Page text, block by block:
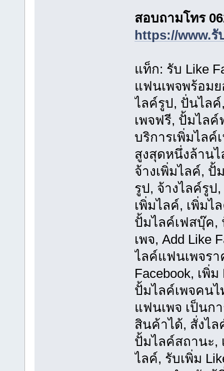
สอบถามโทร
https://www.รั
แท็ก: รับ Like
แฟนเพจพร้อม
ไลค์รูป, ปั่นไล
เพจฟรี, ปั้มไล
บริการเพิ่มไล
สูงสุดหนึ่งล้านไ
จ้างเพิ่มไลค์, ปั้
รูป, จ้างไลค์รูป
เพิ่มไลค์, เพิ่มไ
ปั้มไลค์เฟสบุ๊ค,
เพจ, Add Like
ไลค์แฟนเพจรา
Facebook, เพิ่
ปั้มไลค์เพจคนไ
แฟนเพจ เป็นก
สินค้าได้, สั่งไ
ปั้มไลค์สถานะ,
ไลค์, รับเพิ่ม